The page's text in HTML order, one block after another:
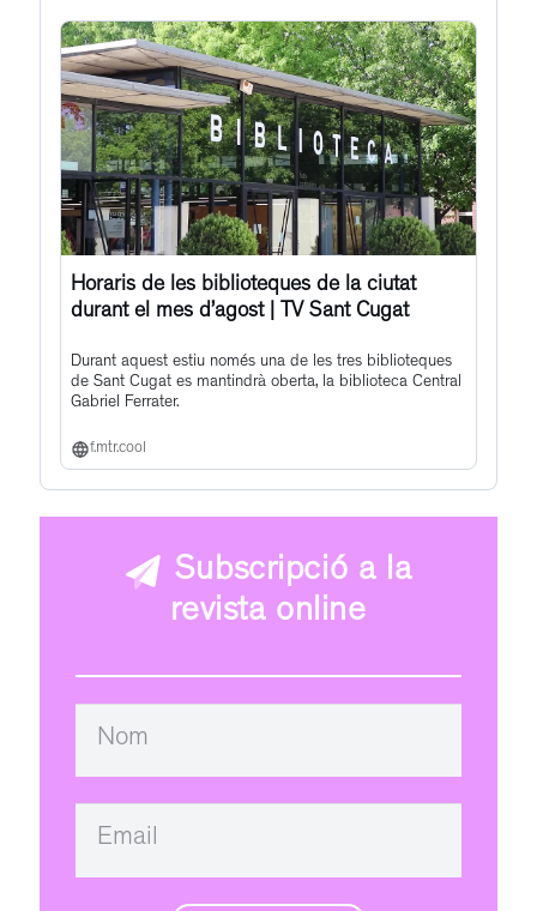
Horaris de les biblioteques de la ciutat
durant el mes d’agost | TV Sant Cugat
Durant aquest estiu només una de les tres biblioteques
de Sant Cugat es mantindrà oberta, la biblioteca Central
Gabriel Ferrater.
f.mtr.cool
Subscripció a la
revista online